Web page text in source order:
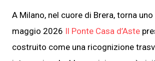
A Milano, nel cuore di Brera, torna
maggio 2026 Il Ponte Casa d’Aste
costruito come una ricognizione